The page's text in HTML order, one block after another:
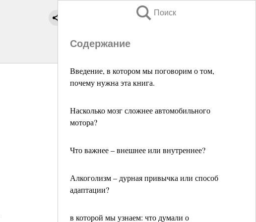
Поиск
Содержание
Введение, в котором мы поговорим о том,
почему нужна эта книга.
Насколько мозг сложнее автомобильного
мотора?
Что важнее – внешнее или внутреннее?
Алкоголизм – дурная привычка или способ
адаптации?
в которой мы узнаем: что думали о